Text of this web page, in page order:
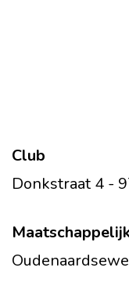
Club
Donkstraat 4 -